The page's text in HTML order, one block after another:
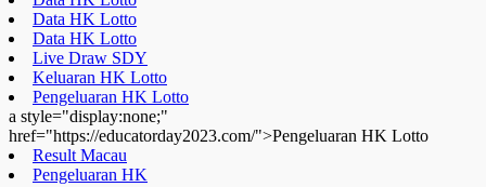
Data HK Lotto
Data HK Lotto
Live Draw SDY
Keluaran HK Lotto
Pengeluaran HK Lotto
a style="display:none;"
href="https://educatorday2023.com/">Pengeluaran HK Lotto
Result Macau
Pengeluaran HK